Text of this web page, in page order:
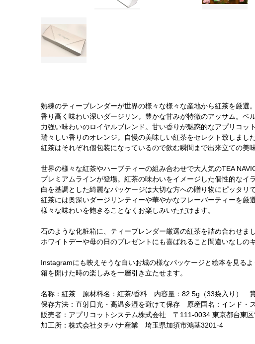
熟練のティーブレンダーが世界の様々な様々な産地から紅茶を厳選。
香り高く味わい深いダージリン。豊かな甘みが特徴のアッサム。ベ
力強い味わいのロイヤルブレンド。甘い香りが魅惑的なアプリコッ
瑞々しい香りのオレンジ。自慢の美味しい紅茶をセレクト致しました
紅茶はそれぞれ個包装になっているので飲む瞬間まで出来立ての美
世界の様々な紅茶やハーブティーの組み合わせで大人気のTEA
プレミアムラインが登場。紅茶の味わいをイメージした個性的なイラ
白を基調とした綺麗なパッケージは大切な方への贈り物にピッタリで
紅茶には奥深いダージリンティーや華やかなフレーバーティーを厳選
様々な味わいを飽きることなくお楽しみいただけます。
石のような化粧箱に、ティーブレンダー厳選の紅茶を詰め合わせまし
ホワイトデーや母の日のプレゼントにも喜ばれること間違いなしの
Instagramにも映えそうな白いお城の様なパッケージと絵本を見るよ
箱を開けた時の楽しみを一層引き立たせます。
名称：紅茶 原材料名：紅茶/香料 内容量：82.5g（33袋入り）
保存方法：直射日光・高温多湿を避けて保存 原産国名：インド・
販売者：アプリコットシステム株式会社 〒111-0034 東京都台東
加工所：株式会社タチバナ産業 埼玉県加須市鴻茎3201-4